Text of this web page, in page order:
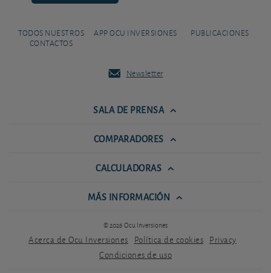
TODOS NUESTROS
CONTACTOS
APP OCU INVERSIONES PUBLICACIONES
Newsletter
SALA DE PRENSA
COMPARADORES
CALCULADORAS
MÁS INFORMACIÓN
© 2026 Ocu Inversiones
Acerca de Ocu Inversiones Política de cookies Privacy
Condiciones de uso